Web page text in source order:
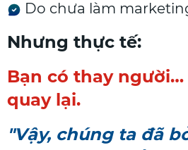
Do chưa làm
Nhưng thực tế:
Bạn có thay người…
quay lại.
"Vậy, chúng ta đã